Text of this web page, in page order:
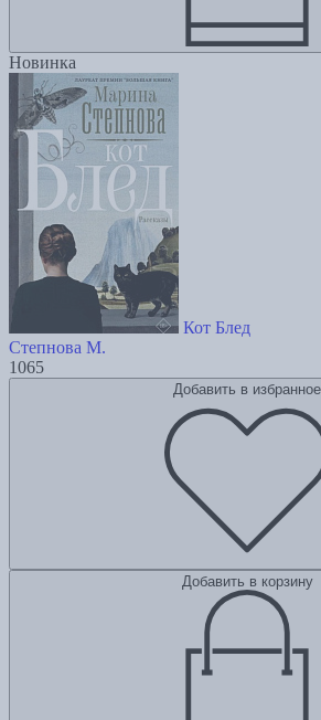
Новинка
Кот Блед
Степнова М.
1065
Добавить в избранное
Добавить в корзину